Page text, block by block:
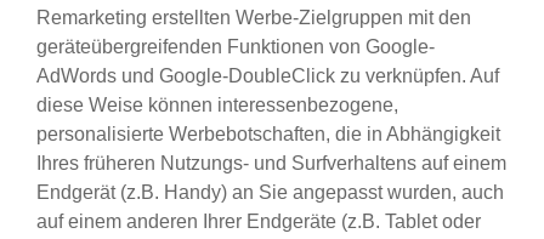
Remarketing erstellten Werbe-Zielgruppen mit den
geräteübergreifenden Funktionen von Google-
AdWords und Google-DoubleClick zu verknüpfen. Auf
diese Weise können interessenbezogene,
personalisierte Werbebotschaften, die in Abhängigkeit
Ihres früheren Nutzungs- und Surfverhaltens auf einem
Endgerät (z.B. Handy) an Sie angepasst wurden, auch
auf einem anderen Ihrer Endgeräte (z.B. Tablet oder